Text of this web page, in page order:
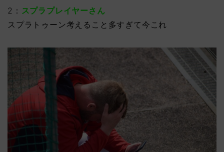
2： スプラプレイヤーさん
スプラトゥーン考えること多すぎて今これ